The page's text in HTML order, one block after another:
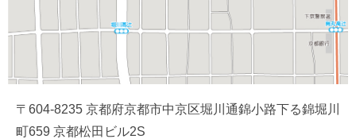
〒604-8235 京都府京都市中京区堀川通錦小路下る錦堀川
町659 京都松田ビル2S